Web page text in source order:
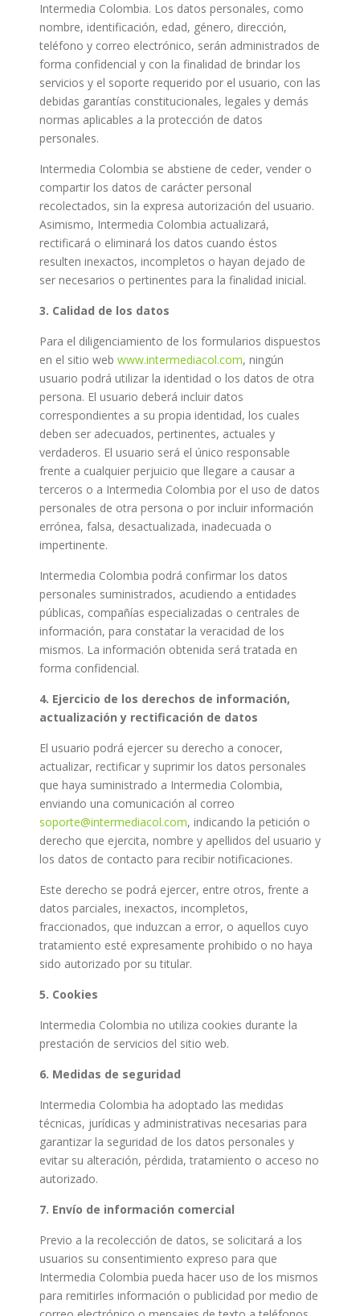
Intermedia Colombia. Los datos personales, como
nombre, identificación, edad, género, dirección,
teléfono y correo electrónico, serán administrados de
forma confidencial y con la finalidad de brindar los
servicios y el soporte requerido por el usuario, con las
debidas garantías constitucionales, legales y demás
normas aplicables a la protección de datos
personales.
Intermedia Colombia se abstiene de ceder, vender o
compartir los datos de carácter personal
recolectados, sin la expresa autorización del usuario.
Asimismo, Intermedia Colombia actualizará,
rectificará o eliminará los datos cuando éstos
resulten inexactos, incompletos o hayan dejado de
ser necesarios o pertinentes para la finalidad inicial.
3. Calidad de los datos
Para el diligenciamiento de los formularios dispuestos
en el sitio web www.intermediacol.com, ningún
usuario podrá utilizar la identidad o los datos de otra
persona. El usuario deberá incluir datos
correspondientes a su propia identidad, los cuales
deben ser adecuados, pertinentes, actuales y
verdaderos. El usuario será el único responsable
frente a cualquier perjuicio que llegare a causar a
terceros o a Intermedia Colombia por el uso de datos
personales de otra persona o por incluir información
errónea, falsa, desactualizada, inadecuada o
impertinente.
Intermedia Colombia podrá confirmar los datos
personales suministrados, acudiendo a entidades
públicas, compañías especializadas o centrales de
información, para constatar la veracidad de los
mismos. La información obtenida será tratada en
forma confidencial.
4. Ejercicio de los derechos de información,
actualización y rectificación de datos
El usuario podrá ejercer su derecho a conocer,
actualizar, rectificar y suprimir los datos personales
que haya suministrado a Intermedia Colombia,
enviando una comunicación al correo
soporte@intermediacol.com, indicando la petición o
derecho que ejercita, nombre y apellidos del usuario y
los datos de contacto para recibir notificaciones.
Este derecho se podrá ejercer, entre otros, frente a
datos parciales, inexactos, incompletos,
fraccionados, que induzcan a error, o aquellos cuyo
tratamiento esté expresamente prohibido o no haya
sido autorizado por su titular.
5. Cookies
Intermedia Colombia no utiliza cookies durante la
prestación de servicios del sitio web.
6. Medidas de seguridad
Intermedia Colombia ha adoptado las medidas
técnicas, jurídicas y administrativas necesarias para
garantizar la seguridad de los datos personales y
evitar su alteración, pérdida, tratamiento o acceso no
autorizado.
7. Envío de información comercial
Previo a la recolección de datos, se solicitará a los
usuarios su consentimiento expreso para que
Intermedia Colombia pueda hacer uso de los mismos
para remitirles información o publicidad por medio de